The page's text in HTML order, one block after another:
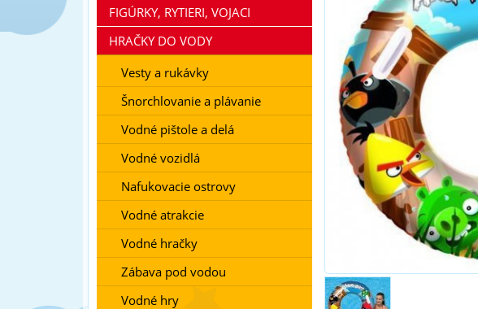
FIGÚRKY, RYTIERI, VOJACI
HRAČKY DO VODY
Vesty a rukávky
Šnorchlovanie a plávanie
Vodné pištole a delá
Vodné vozidlá
Nafukovacie ostrovy
Vodné atrakcie
Vodné hračky
Zábava pod vodou
Vodné hry